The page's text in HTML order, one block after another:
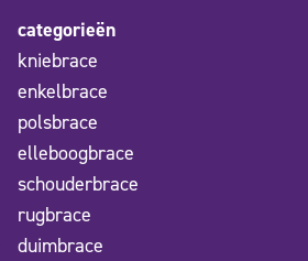
categorieën
kniebrace
enkelbrace
polsbrace
elleboogbrace
schouderbrace
rugbrace
duimbrace